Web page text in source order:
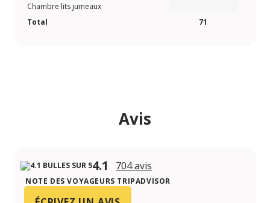
Chambre lits jumeaux
Total
71
Avis
4.1 704 avis
NOTE DES VOYAGEURS TRIPADVISOR